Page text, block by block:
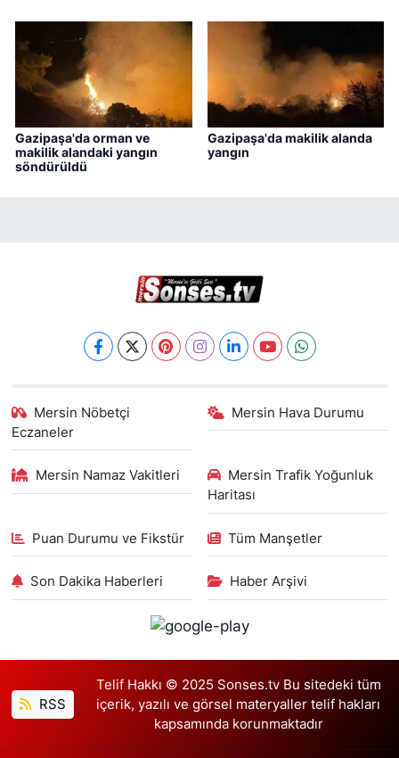
Gazipaşa'da orman ve
makilik alandaki yangın
söndürüldü
Gazipaşa'da makilik alanda
yangın
Mersin Nöbetçi
Eczaneler
Mersin Hava Durumu
Mersin Namaz Vakitleri
Mersin Trafik Yoğunluk
Haritası
Puan Durumu ve Fikstür Tüm Manşetler
Son Dakika Haberleri Haber Arşivi
RSS
Telif Hakkı © 2025 Sonses.tv Bu sitedeki tüm
içerik, yazılı ve görsel materyaller telif hakları
kapsamında korunmaktadır